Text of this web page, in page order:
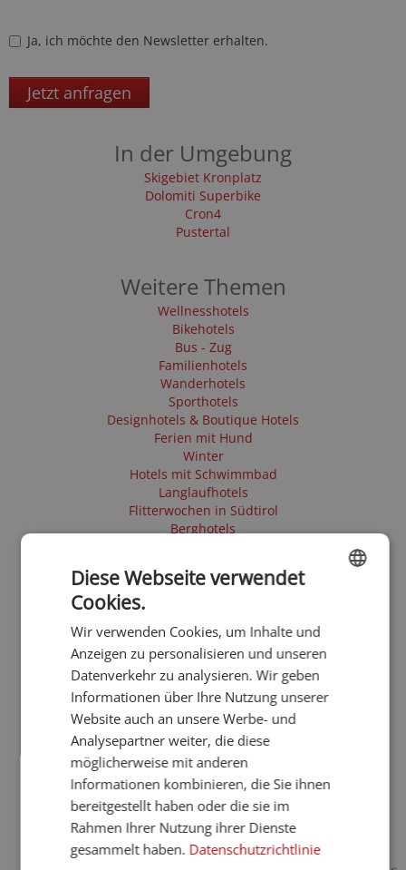
Ja, ich möchte den Newsletter erhalten.
Jetzt anfragen
In der Umgebung
Skigebiet Kronplatz
Dolomiti Superbike
Cron4
Pustertal
Weitere Themen
Wellnesshotels
Bikehotels
Bus - Zug
Familienhotels
Wanderhotels
Sporthotels
Designhotels & Boutique Hotels
Ferien mit Hund
Winter
Hotels mit Schwimmbad
Langlaufhotels
Flitterwochen in Südtirol
Berghotels
Motorradhotels
Hotels mit Sauna
Biohotels
Frühling
Sommer
Herbst
4 Sterne Hotels
E-Mobility
Silver Society
Schneeschuh - Winterwandern
Skitouren
Urlaub ab 90€
GERMAN
Diese Webseite verwendet
Cookies.
Wir verwenden Cookies, um Inhalte und
Anzeigen zu personalisieren und unseren
Datenverkehr zu analysieren. Wir geben
Informationen über Ihre Nutzung unserer
Website auch an unsere Werbe- und
Analysepartner weiter, die diese
möglicherweise mit anderen
Informationen kombinieren, die Sie ihnen
bereitgestellt haben oder die sie im
Rahmen Ihrer Nutzung ihrer Dienste
gesammelt haben. Datenschutzrichtlinie